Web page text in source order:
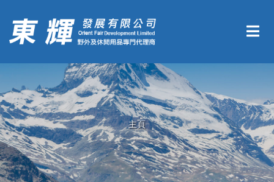
主頁